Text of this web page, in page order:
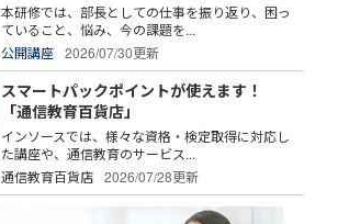
本研修では、部長としての仕事を振り返り、困っ
ていること、悩み、今の課題を...
公開講座
2026/07/30更新
スマートパックポイントが使えます！
「通信教育百貨店」
インソースでは、様々な資格・検定取得に対応し
た講座や、通信教育のサービス...
通信教育百貨店
2026/07/28更新